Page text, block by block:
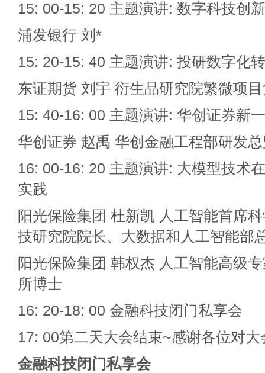
15: 00-15: 20 主题演讲: 数字科技创
浦发银行 刘*
15: 20-15: 40 主题演讲: 投研数字化
东证期货 刘宇 衍生品研究院繁微项
15: 40-16: 00 主题演讲: 华创证券新
华创证券 赵禹 华创金融工程部研发
16: 00-16: 20 主题演讲: 大模型技术
实践
阳光保险集团 杜新凯 人工智能首席
技研究院院长、大数据和人工智能部
阳光保险集团 韩权杰 人工智能高级
所博士
16: 20-18: 00 金融科技闭门私享会
17: 00第二天大会结束~感谢各位对大
金融科技闭门私享会